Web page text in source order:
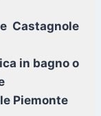
Castagnole
in bagno o
Piemonte